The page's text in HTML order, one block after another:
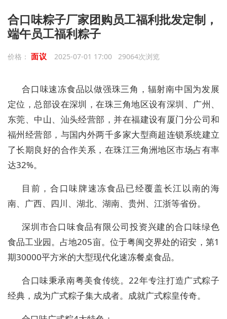
合口味粽子厂家团购员工福利批发定制，
端午员工福利粽子
价格： 面议 2025-07-01 17:00 29064次浏览
合口味速冻食品以做强珠三角，辐射南中国为发展
定位，总部设在深圳，在珠三角地区设有深圳、广州、
东莞、中山、汕头经营部，并在福建设有厦门分公司和
福州经营部，与国内外两千多家大型商超连锁系统建立
了长期良好的合作关系，在珠江三角洲地区市场占有率
达32%。
目前，合口味牌速冻食品已经覆盖长江以南的海
南、广西、四川、湖北、湖南、贵州、江浙等省份。
深圳市合口味食品有限公司投资兴建的合口味绿色
食品工业园。占地205亩。位于粤闽交界处的诏安，第1
期30000平方米的大型现代化速冻餐桌食品。
合口味秉承南粤美食传统。22年专注打造广式粽子
经典，成为广式粽子集大成者。成就广式粽皇传奇。